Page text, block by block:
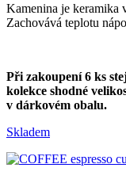
Kamenina je keramika
Zachovává teplotu
Při zakoupení 6 ks
kolekce shodné
v dárkovém obalu.
Skladem